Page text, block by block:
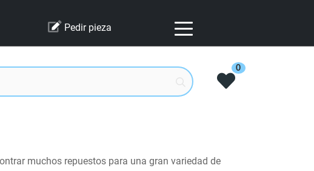
Pedir pieza
0
muchos repuestos para una gran variedad de